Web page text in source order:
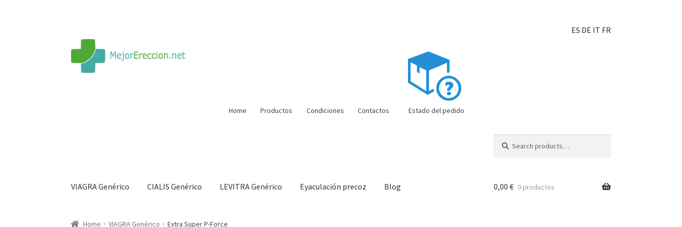
ES DE IT FR
Home Productos Condiciones Contactos Estado del pedido
VIAGRA Genérico CIALIS Genérico LEVITRA Genérico Eyaculación precoz Blog
Inicio Rueda de la fortuna Echar fiesta Solución barata
0,00 € 0 productos
Home VIAGRA Genérico Extra Super P-Force